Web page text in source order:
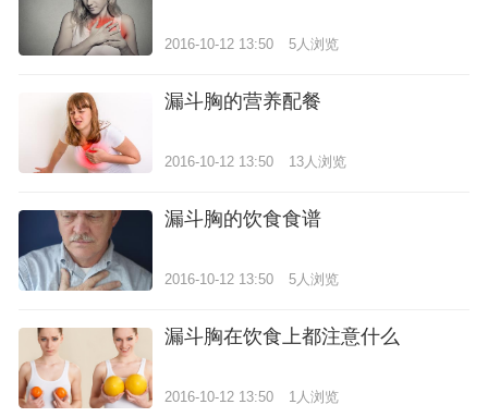
2016-10-12 13:50 5人浏览
漏斗胸的营养配餐
2016-10-12 13:50 13人浏览
漏斗胸的饮食食谱
2016-10-12 13:50 5人浏览
漏斗胸在饮食上都注意什么
2016-10-12 13:50 1人浏览